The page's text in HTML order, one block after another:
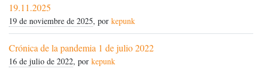
19.11.2025
19 de noviembre de 2025, por kepunk
Crónica de la pandemia 1 de julio 2022
16 de julio de 2022, por kepunk